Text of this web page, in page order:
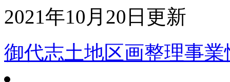
2021年10月20日更新
御代志土地区画整理事